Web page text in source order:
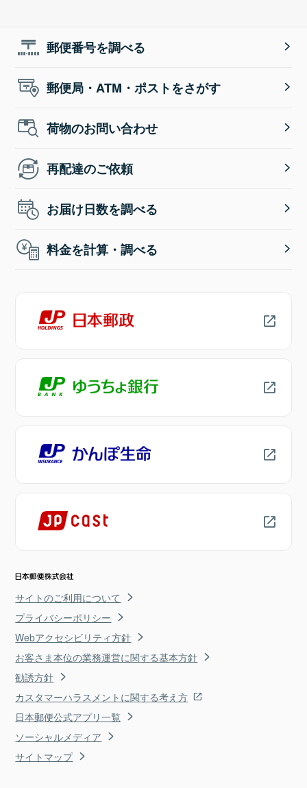
郵便番号を調べる
郵便局・ATM・ポストをさがす
荷物のお問い合わせ
再配達のご依頼
お届け日数を調べる
料金を計算・調べる
サイトのご利用について
プライバシーポリシー
Webアクセシビリティ方針
お客さま本位の業務運営に関する基本方針
勧誘方針
カスタマーハラスメントに関する考え方
日本郵便公式アプリ一覧
ソーシャルメディア
サイトマップ